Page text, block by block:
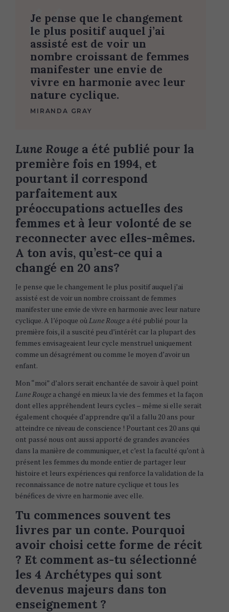
Je pense que le changement
le plus positif auquel j’ai
assisté est de voir un
nombre croissant de femmes
manifester une envie de
vivre en harmonie avec leur
nature cyclique.
MIRANDA GRAY
Lune Rouge a été publié pour la
première fois en 1994, et
pourtant il correspond
parfaitement aux
préoccupations actuelles des
femmes et à leur volonté de se
reconnecter avec elles-mêmes.
A ton avis, qu’est-ce qui a
changé en 20 ans?
Je pense que le changement le plus positif auquel j’ai
assisté est de voir un nombre croissant de femmes
manifester une envie de vivre en harmonie avec leur nature
cyclique. A l’époque où Lune Rouge a été publié pour la
première fois, il a suscité peu d’intérêt car la plupart des
femmes envisageaient leur cycle menstruel uniquement
comme un désagrément ou comme le moyen d’avoir un
enfant.
Mon “moi” d’alors serait enchantée de savoir à quel point
Lune Rouge a changé en mieux la vie des femmes et la façon
dont elles appréhendent leurs cycles – même si elle serait
également choquée d’apprendre qu’il a fallu 20 ans pour
atteindre ce niveau de conscience ! Pourtant ces 20 ans qui
ont passé nous ont aussi apporté de grandes avancées
dans la manière de communiquer, et c’est la faculté qu’ont à
présent les femmes du monde entier de partager leur
histoire et leurs expériences qui renforce la validation de la
reconnaissance de notre nature cyclique et tous les
bénéfices de vivre en harmonie avec elle.
Tu commences souvent tes
livres par un conte. Pourquoi
avoir choisi cette forme de récit
? Et comment as-tu sélectionné
les 4 Archétypes qui sont
devenus majeurs dans ton
enseignement ?